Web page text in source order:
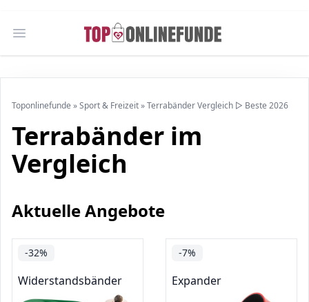
Open main menu
Toponlinefunde »Sport & Freizeit»Terrabänder Vergleich ▷ Beste 2026
Terrabänder im
Vergleich
Aktuelle Angebote
-32%
Widerstandsbänder
-7%
Expander